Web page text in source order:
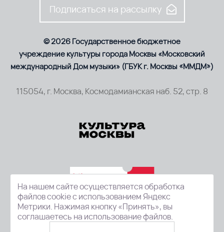
Подписаться на рассылку
© 2026 Государственное бюджетное
учреждение культуры города Москвы «Московский
международный Дом музыки» (ГБУК г. Москвы «ММДМ»)
115054, г. Москва, Космодамианская наб. 52, стр. 8
На нашем сайте осуществляется обработка
файлов cookie с использованием Яндекс
Метрики. Нажимая кнопку «Принять», вы
соглашаетесь на использование файлов.